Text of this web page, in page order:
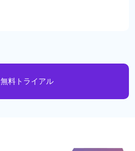
無料トライアル